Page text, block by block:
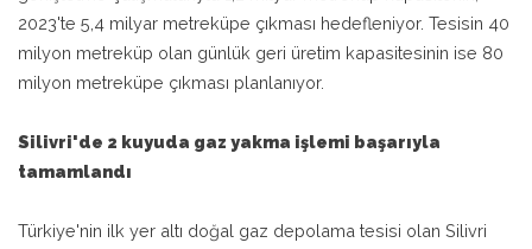
2023'te 5,4 milyar metreküpe çıkması hedefleniyor. Tesisin 40
milyon metreküp olan günlük geri üretim kapasitesinin ise 80
milyon metreküpe çıkması planlanıyor.
Silivri'de 2 kuyuda gaz yakma işlemi başarıyla
tamamlandı
Türkiye'nin ilk yer altı doğal gaz depolama tesisi olan Silivri